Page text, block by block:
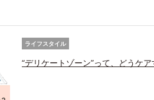
ライフスタイル
“デリケートゾーン”って、どうケ